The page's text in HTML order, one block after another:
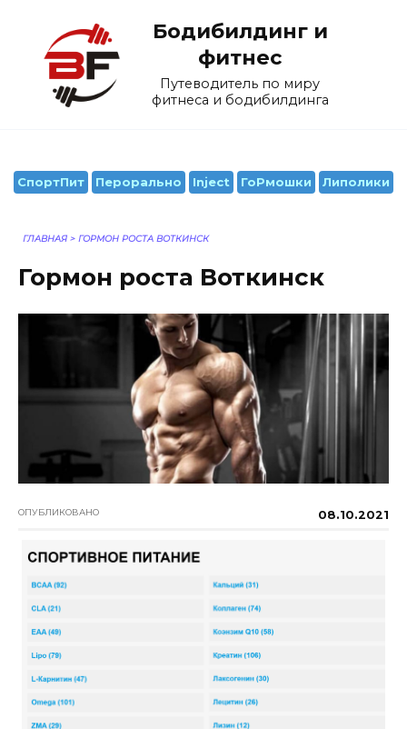
содержанию
Бодибилдинг и
фитнес
Путеводитель по миру
фитнеса и бодибилдинга
СпортПит Перорально Inject ГоРмошки Липолики
ГЛАВНАЯ > ГОРМОН РОСТА ВОТКИНСК
Гормон роста Воткинск
ОПУБЛИКОВАНО 08.10.2021